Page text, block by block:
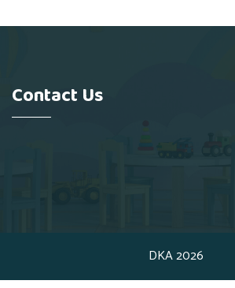
Contact Us
DKA 2026